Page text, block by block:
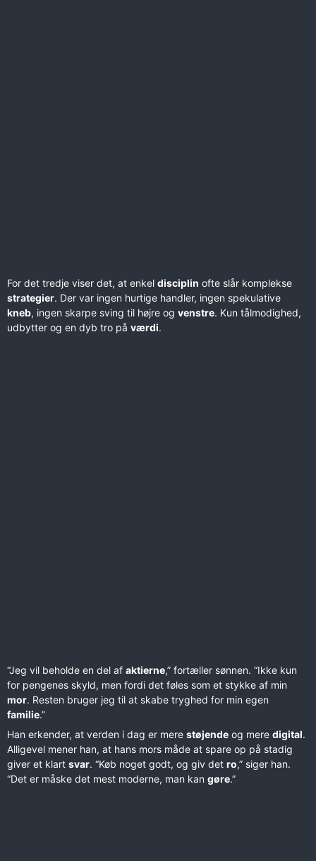
For det tredje viser det, at enkel disciplin ofte slår komplekse
strategier. Der var ingen hurtige handler, ingen spekulative
kneb, ingen skarpe sving til højre og venstre. Kun tålmodighed,
udbytter og en dyb tro på værdi.
“Jeg vil beholde en del af aktierne,” fortæller sønnen. “Ikke kun
for pengenes skyld, men fordi det føles som et stykke af min
mor. Resten bruger jeg til at skabe tryghed for min egen
familie.”
Han erkender, at verden i dag er mere støjende og mere digital.
Alligevel mener han, at hans mors måde at spare op på stadig
giver et klart svar. “Køb noget godt, og giv det ro,” siger han.
“Det er måske det mest moderne, man kan gøre.”